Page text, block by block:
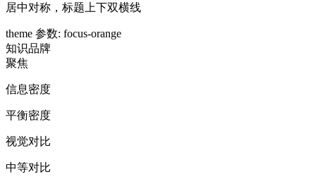
居中对称，标题上下双横线
theme 参数: focus-orange
知识品牌
聚焦
信息密度
平衡密度
视觉对比
中等对比